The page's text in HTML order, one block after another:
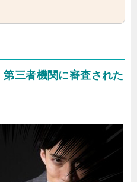
三者機関に審査された